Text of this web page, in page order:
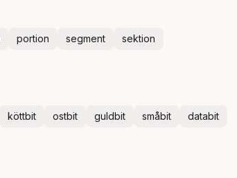
portion segment sektion
köttbit ostbit guldbit småbit databit